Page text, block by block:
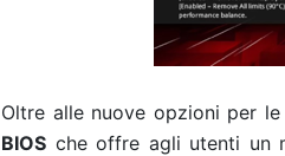
Oltre alle nuove opzioni per
BIOS che offre agli utenti un